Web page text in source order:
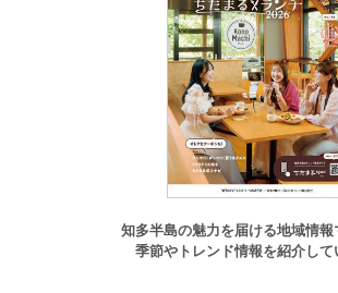
半田市 常滑市,武豊町,美浜町,南知多
知多半島の魅力を届ける地域情報
季節やトレンド情報を紹介して